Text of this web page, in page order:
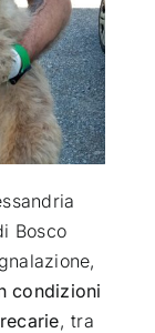
Bosco
condizioni
, tra